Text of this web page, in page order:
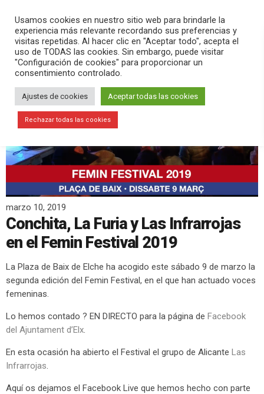
search menu pause PLAY
marzo 10, 2019
Conchita, La Furia y Las Infrarrojas
en el Femin Festival 2019
La Plaza de Baix de Elche ha acogido este sábado 9 de marzo la
segunda edición del Femin Festival, en el que han actuado voces
femeninas.
Lo hemos contado ? EN DIRECTO para la página de Facebook
del Ajuntament d’Elx.
En esta ocasión ha abierto el Festival el grupo de Alicante Las
Infrarrojas.
Aquí os dejamos el Facebook Live que hemos hecho con parte
Usamos cookies en nuestro sitio web para brindarle la
experiencia más relevante recordando sus preferencias y
visitas repetidas. Al hacer clic en "Aceptar todo", acepta el
uso de TODAS las cookies. Sin embargo, puede visitar
"Configuración de cookies" para proporcionar un
consentimiento controlado.
Ajustes de cookies Aceptar todas las cookies
Rechazar todas las cookies